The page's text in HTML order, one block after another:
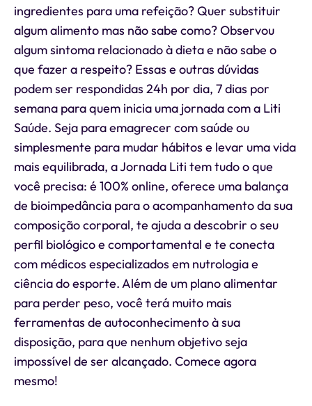
ingredientes para uma refeição? Quer substituir
algum alimento mas não sabe como? Observou
algum sintoma relacionado à dieta e não sabe o
que fazer a respeito? Essas e outras dúvidas
podem ser respondidas 24h por dia, 7 dias por
semana para quem inicia uma jornada com a Liti
Saúde. Seja para emagrecer com saúde ou
simplesmente para mudar hábitos e levar uma vida
mais equilibrada, a Jornada Liti tem tudo o que
você precisa: é 100% online, oferece uma balança
de bioimpedância para o acompanhamento da sua
composição corporal, te ajuda a descobrir o seu
perfil biológico e comportamental e te conecta
com médicos especializados em nutrologia e
ciência do esporte. Além de um plano alimentar
para perder peso, você terá muito mais
ferramentas de autoconhecimento à sua
disposição, para que nenhum objetivo seja
impossível de ser alcançado. Comece agora
mesmo!